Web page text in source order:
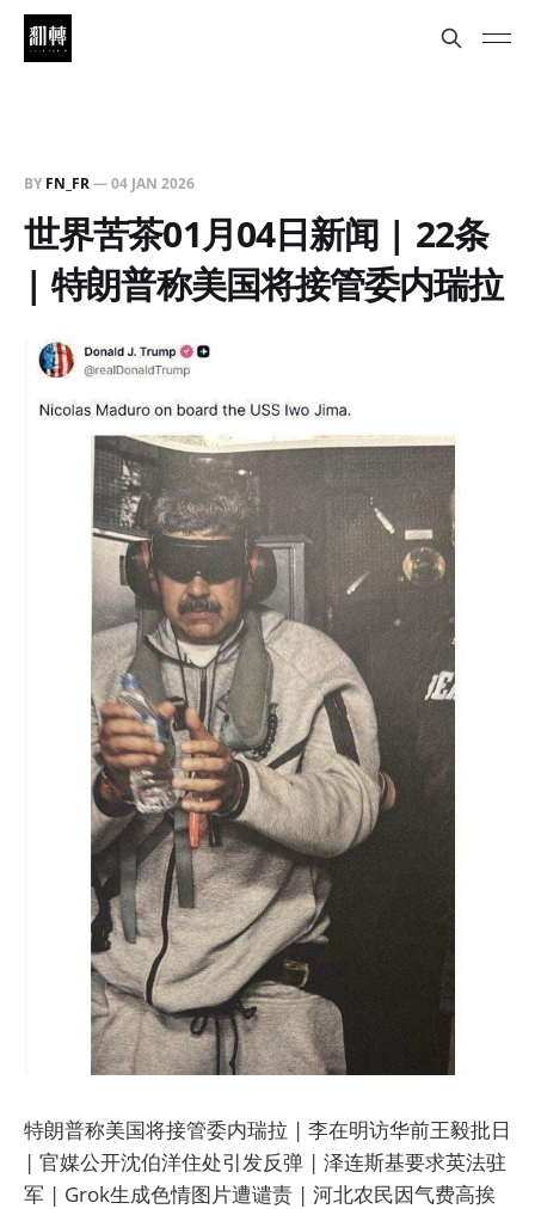
BY FN_FR—04 JAN 2026
世界苦茶01月04日新闻 | 22条
| 特朗普称美国将接管委内瑞拉
特朗普称美国将接管委内瑞拉 | 李在明访华前王毅批日
| 官媒公开沈伯洋住处引发反弹 | 泽连斯基要求英法驻
军 | Grok生成色情图片遭谴责 | 河北农民因气费高挨